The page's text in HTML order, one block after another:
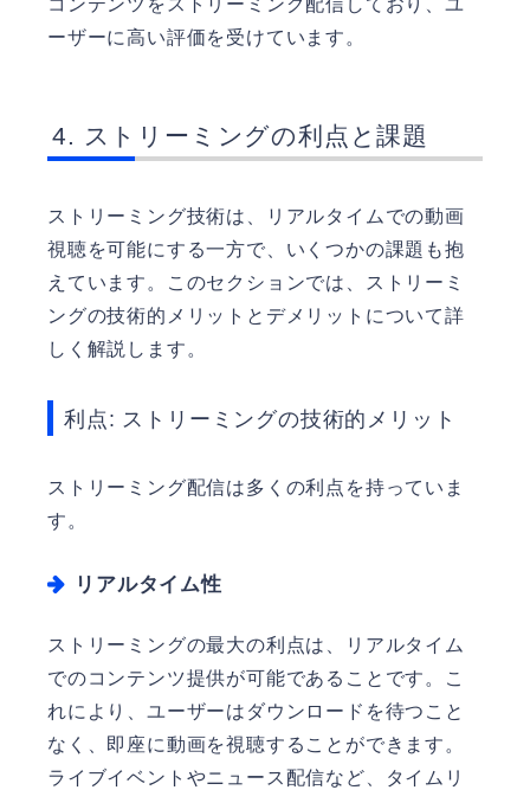
コンテンツをストリーミング配信しており、ユ
ーザーに高い評価を受けています。
ストリーミングの利点と課題
ストリーミング技術は、リアルタイムでの動画
視聴を可能にする一方で、いくつかの課題も抱
えています。このセクションでは、ストリーミ
ングの技術的メリットとデメリットについて詳
しく解説します。
利点: ストリーミングの技術的メリット
ストリーミング配信は多くの利点を持っていま
す。
リアルタイム性
ストリーミングの最大の利点は、リアルタイム
でのコンテンツ提供が可能であることです。こ
れにより、ユーザーはダウンロードを待つこと
なく、即座に動画を視聴することができます。
ライブイベントやニュース配信など、タイムリ